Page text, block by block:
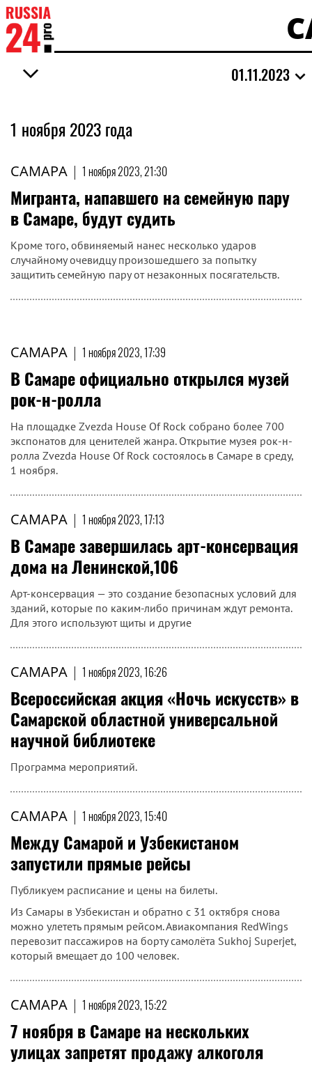
01.11.2023
1 ноября 2023 года
САМАРА | 1 ноября 2023, 21:30
Мигранта, напавшего на семейную пару
в Самаре, будут судить
Кроме того, обвиняемый нанес несколько ударов
случайному очевидцу произошедшего за попытку
защитить семейную пару от незаконных посягательств.
САМАРА | 1 ноября 2023, 17:39
В Самаре официально открылся музей
рок-н-ролла
На площадке Zvezda House Of Rock собрано более 700
экспонатов для ценителей жанра. Открытие музея рок-н-
ролла Zvezda House Of Rock состоялось в Самаре в среду,
1 ноября.
САМАРА | 1 ноября 2023, 17:13
В Самаре завершилась арт-консервация
дома на Ленинской,106
Арт-консервация — это создание безопасных условий для
зданий, которые по каким-либо причинам ждут ремонта.
Для этого используют щиты и другие
САМАРА | 1 ноября 2023, 16:26
Всероссийская акция «Ночь искусств» в
Самарской областной универсальной
научной библиотеке
Программа мероприятий.
САМАРА | 1 ноября 2023, 15:40
Между Самарой и Узбекистаном
запустили прямые рейсы
Публикуем расписание и цены на билеты.
Из Самары в Узбекистан и обратно с 31 октября снова
можно улететь прямым рейсом. Авиакомпания RedWings
перевозит пассажиров на борту самолёта Sukhoj Superjet,
который вмещает до 100 человек.
САМАРА | 1 ноября 2023, 15:22
7 ноября в Самаре на нескольких
улицах запретят продажу алкоголя